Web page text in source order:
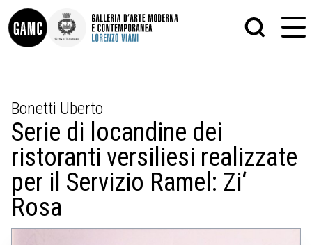
CONTATTI
DIDATTICA
SHOP
LE COLLEZIONI
GLI AUTORI
LORENZO VIANI
MOSTRE
SCULTURA
STAMPA
ALTRO
MATRICI XILOGRAFICHE
FOTOGRAFIA
Bonetti Uberto
Serie di locandine dei
ristoranti versiliesi realizzate
per il Servizio Ramel: Zi‘
Rosa